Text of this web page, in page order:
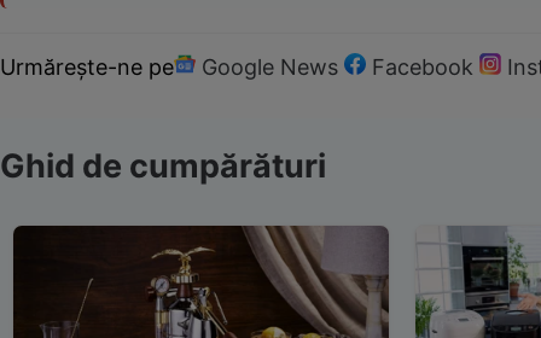
Urmărește-ne pe Google News Facebook
Ghid de cumpărături